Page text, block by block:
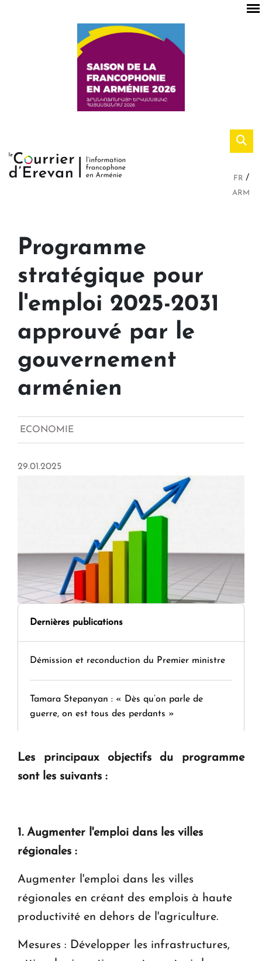
FR
ARM
Programme
stratégique pour
l'emploi 2025-2031
approuvé par le
gouvernement
arménien
ECONOMIE
29.01.2025
Dernières publications
Démission et reconduction du Premier ministre
Tamara Stepanyan : « Dès qu’on parle de
guerre, on est tous des perdants »
" Tant qu'il n'existe pas d'alternative concrète, la
Le premier hôtel Hyatt Regency d'Arménie
ouvrira ses portes à Dilijan
Les principaux objectifs du programme
sont les suivants :
1. Augmenter l'emploi dans les villes
régionales :
Augmenter l'emploi dans les villes
régionales en créant des emplois à haute
productivité en dehors de l'agriculture.
Mesures : Développer les infrastructures,